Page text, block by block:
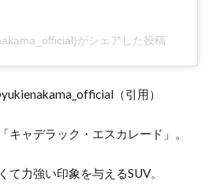
がシェアした投稿
（引用）
キャデラック・エスカレード」。
て力強い印象を与えるSUV。